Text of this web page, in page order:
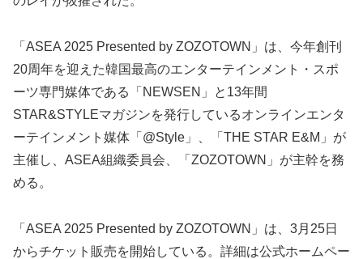
「ASEA 2025 Presented by ZOZOTOWN」は、今年創刊
20周年を迎えた韓国最高のエンターテインメント・スポ
ーツ専門媒体である「NEWSEN」と13年間
STAR&STYLEマガジンを発行しているオンラインエンタ
ーテインメント媒体「@Style」、「THE STAR E&M」が
主催し、ASEA組織委員会、「ZOZOTOWN」が主幹を務
める。
「ASEA 2025 Presented by ZOZOTOWN」は、3月25日
からチケット販売を開始している。詳細は公式ホームペー